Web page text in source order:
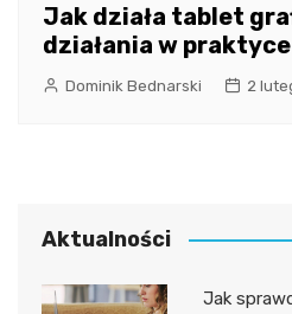
Jak działa tablet
działania w praktyce
Dominik Bednarski 2
Aktualności
Jak